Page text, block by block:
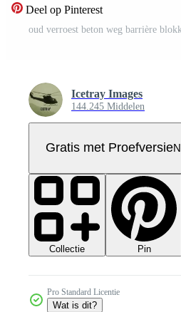
Deel op Pinterest
oud verroest beton weg barrière
Icetray Images
144.245 Middelen
Gratis met Proefversie
Collectie Pin
Pro Standard Licentie
Wat is dit?